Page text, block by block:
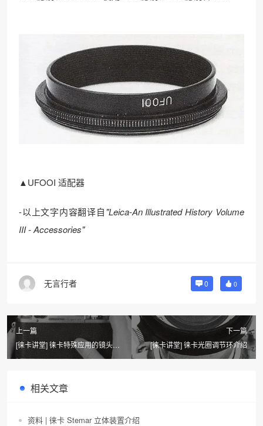
▲UFOOI 适配器
-以上文字内容翻译自 "Leica-An Illustrated History Volume
III - Accessories"
无言行者 0 0
上一篇
[徕卡讲堂] 徕卡特殊应用的镜头遮
光罩介绍
下一篇
[徕卡讲堂] 徕卡光圈调节环介绍
相关文章
资料 | 徕卡 Stemar 立体装置介绍